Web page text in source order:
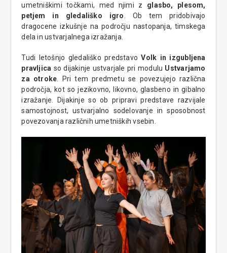
umetniškimi točkami, med njimi z glasbo, plesom,
petjem in gledališko igro . Ob tem pridobivajo
dragocene izkušnje na področju nastopanja, timskega
dela in ustvarjalnega izražanja.
Tudi letošnjo gledališko predstavoVolk in izgubljena
pravljica so dijakinje ustvarjale pri modulu Ustvarjamo
za otroke . Pri tem predmetu se povezujejo različna
področja, kot so jezikovno, likovno, glasbeno in gibalno
izražanje. Dijakinje so ob pripravi predstave razvijale
samostojnost, ustvarjalno sodelovanje in sposobnost
povezovanja različnih umetniških vsebin.